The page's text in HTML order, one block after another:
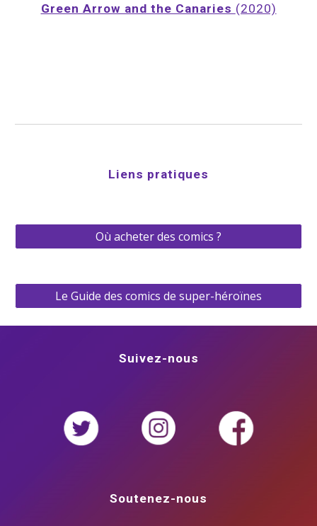
Green Arrow and the Canaries (2020)
Liens pratiques
Où acheter des comics ?
Le Guide des comics de super-héroïnes
Suivez-nous
Soutenez-nous